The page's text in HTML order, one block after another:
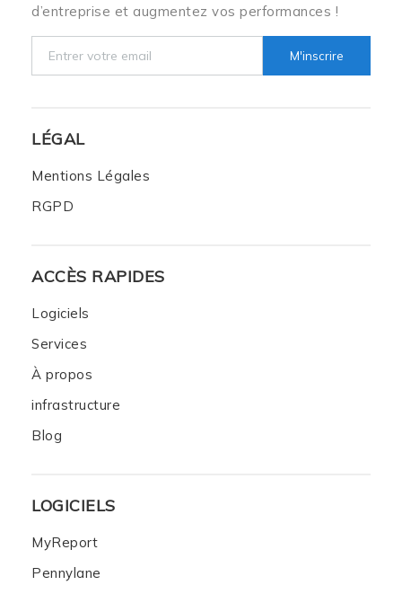
d’entreprise et augmentez vos performances !
M'inscrire
LÉGAL
Mentions Légales
RGPD
ACCÈS RAPIDES
Logiciels
Services
À propos
infrastructure
Blog
LOGICIELS
MyReport
Pennylane